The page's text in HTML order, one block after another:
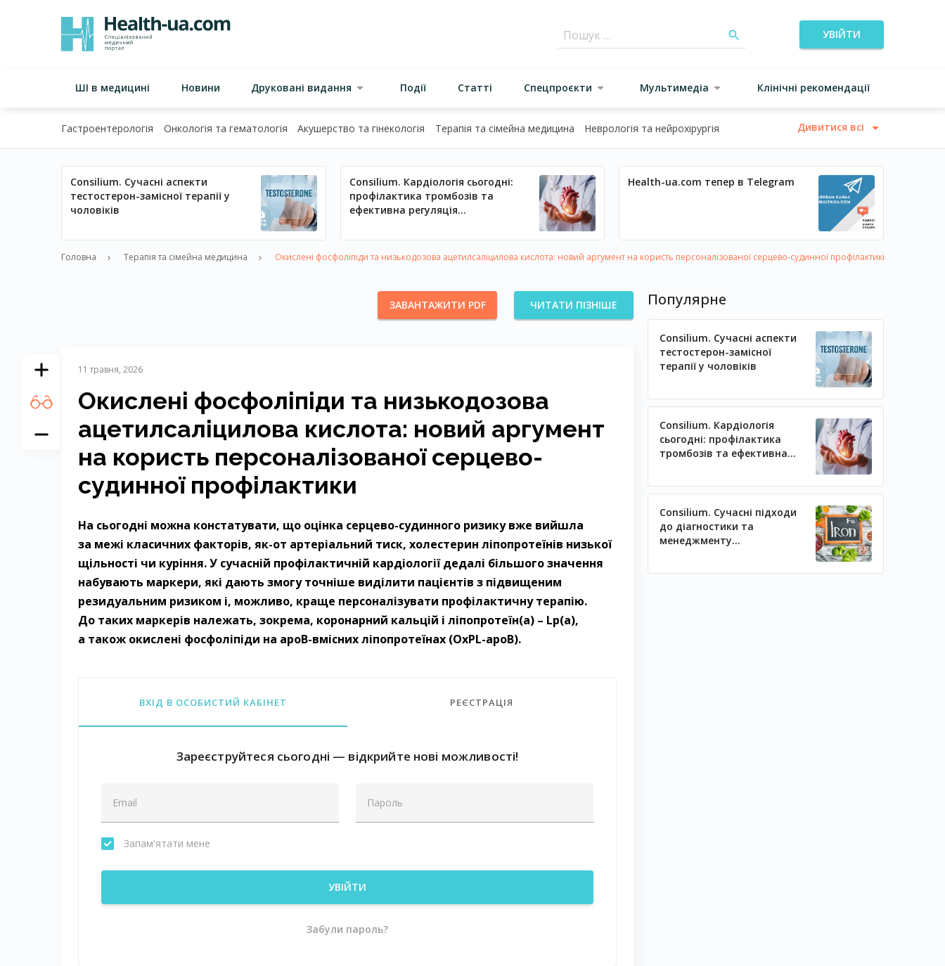
УВІЙТИ
ШІ в медицині Новини Друковані видання Події Статті Спецпроєкти Мультимедіа Клінічні рекомендації
Гастроентерологія Онкологія та гематологія Акушерство та гінекологія Терапія та сімейна медицина Неврологія та нейрохірургія Дивитися всі
Consilium. Сучасні аспекти
тестостерон-замісної терапії у
чоловіків
Consilium. Кардіологія сьогодні:
профілактика тромбозів та
ефективна регуляція
Health-ua.com тепер в Telegram
Головна Терапія та сімейна медицина Окислені фосфоліпіди та низькодозова ацетилсаліцилова кислота: новий аргумент на користь персоналізованої серцево-судинної профілактики
ЗАВАНТАЖИТИ PDF ЧИТАТИ ПІЗНІШЕ
11 травня, 2026
Окислені фосфоліпіди та низькодозова
ацетилсаліцилова кислота: новий аргумент
на користь персоналізованої серцево-
судинної профілактики
На сьогодні можна констатувати, що оцінка серцево-судинного ризику вже вийшла
за межі класичних факторів, як-от артеріальний тиск, холестерин ліпопротеїнів низької
щільності чи куріння. У сучасній профілактичній кардіології дедалі більшого значення
набувають маркери, які дають змогу точніше виділити пацієнтів з підвищеним
резидуальним ризиком і, можливо, краще персоналізувати профілактичну терапію.
До таких маркерів належать, зокрема, коронарний кальцій і ліпопротеїн(а) – Lp(a),
а також окислені фосфоліпіди на apoB-вмісних ліпопротеїнах (OxPL-apoB).
ВХІД В ОСОБИСТИЙ КАБІНЕТ РЕЄСТРАЦІЯ
Зареєструйтеся сьогодні — відкрийте нові можливості!
Запам'ятати мене
УВІЙТИ
Забули пароль?
Популярне
Consilium. Сучасні аспекти
тестостерон-замісної
терапії у чоловіків
Consilium. Кардіологія
сьогодні: профілактика
тромбозів та ефективна
Consilium. Сучасні підходи
до діагностики та
менеджменту